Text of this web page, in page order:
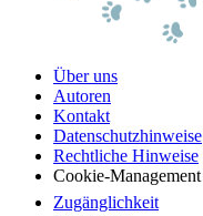
Über uns
Autoren
Kontakt
Datenschutzhinweise
Rechtliche Hinweise
Cookie-Management
Zugänglichkeit